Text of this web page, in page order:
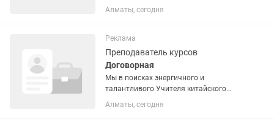
английского языка Проведение
звонков и продаж образовательных
(входящие заявки) Ведение клиента от
первого...
Алматы, сегодня
Реклама
Преподаватель курсов
Договорная
Мы в поисках энергичного и
талантливого Учителя китайского
языка, который любит преподавать,
умеет увлечь учеников и хочет
Алматы, сегодня